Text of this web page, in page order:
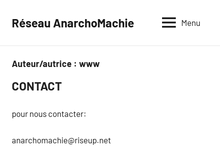
Réseau AnarchoMachie Menu
Auteur/autrice : www
_
CONTACT
pour nous contacter:
anarchomachie@riseup.net